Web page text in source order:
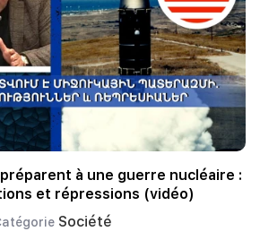
à une guerre nucléaire :
et répressions (vidéo)
Société